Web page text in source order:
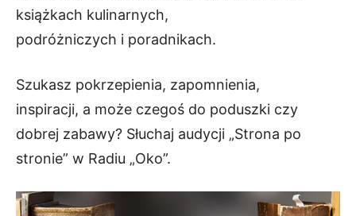
książkach kulinarnych,
podróżniczych i poradnikach.
Szukasz pokrzepienia, zapomnienia,
inspiracji, a może czegoś do poduszki czy
dobrej zabawy? Słuchaj audycji „Strona po
stronie” w Radiu „Oko”.